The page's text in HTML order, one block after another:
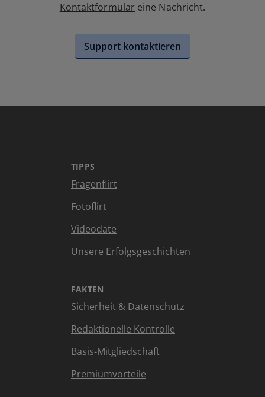
Kontaktformular eine Nachricht.
Support kontaktieren
TIPPS
Fragenflirt
Fotoflirt
Videodate
Unsere Erfolgsgeschichten
FAKTEN
Sicherheit & Datenschutz
Redaktionelle Kontrolle
Basis-Mitgliedschaft
Premiumvorteile